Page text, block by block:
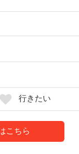
行きたい
こちら